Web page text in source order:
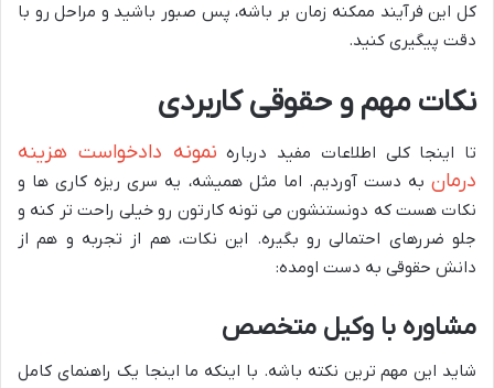
کل این فرآیند ممکنه زمان بر باشه، پس صبور باشید و مراحل رو با
دقت پیگیری کنید.
نکات مهم و حقوقی کاربردی
تا اینجا کلی اطلاعات مفید درباره نمونه دادخواست هزینه
درمان به دست آوردیم. اما مثل همیشه، یه سری ریزه کاری ها و
نکات هست که دونستنشون می تونه کارتون رو خیلی راحت تر کنه و
جلو ضررهای احتمالی رو بگیره. این نکات، هم از تجربه و هم از
دانش حقوقی به دست اومده:
مشاوره با وکیل متخصص
شاید این مهم ترین نکته باشه. با اینکه ما اینجا یک راهنمای کامل